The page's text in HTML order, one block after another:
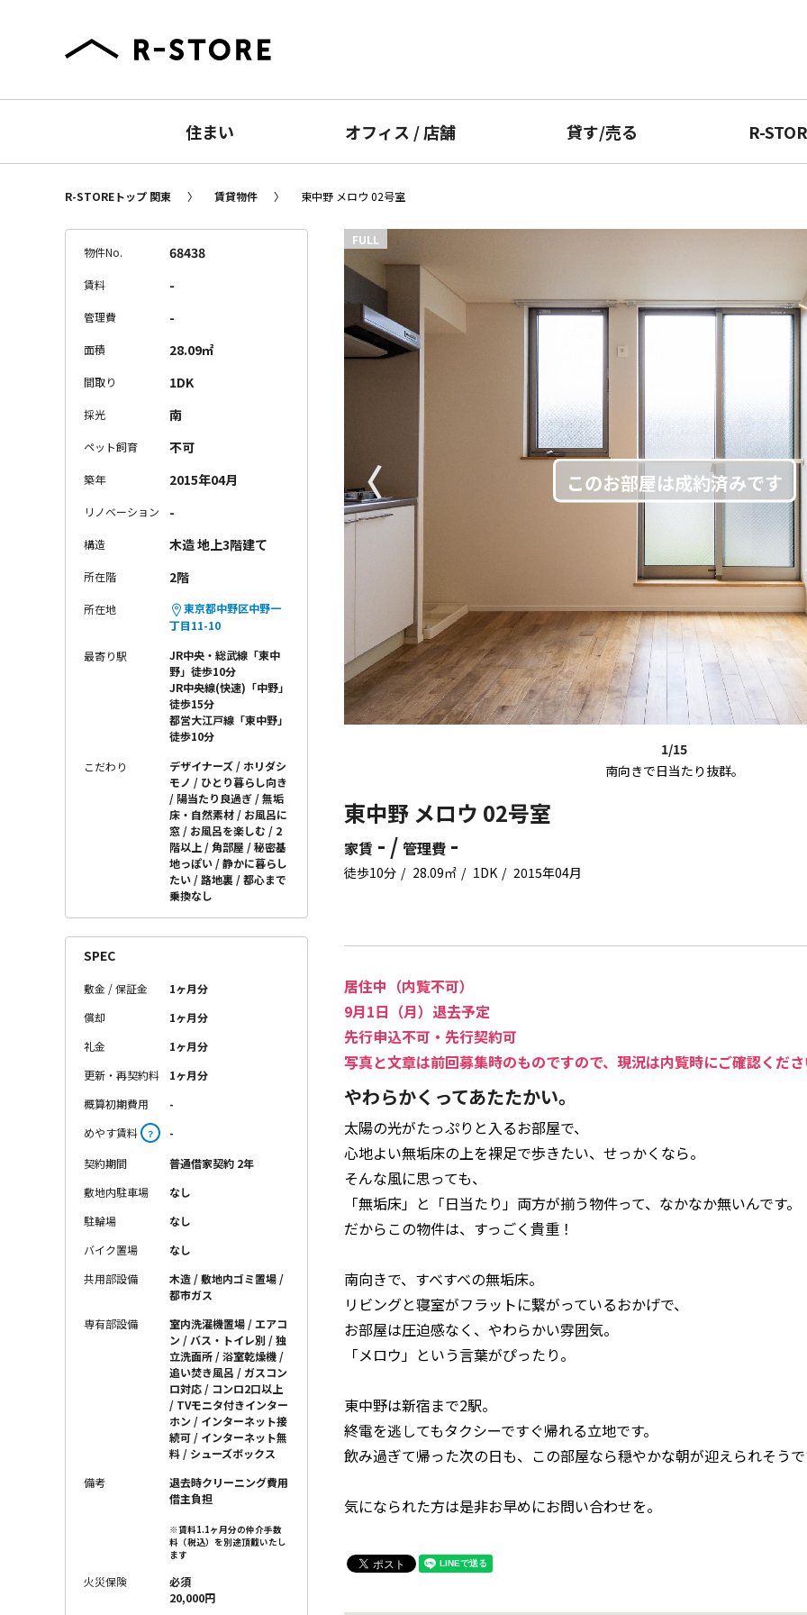
住まい オフィス /店舗 貸す/売る R-
R-STOREトップ 関東 賃貸物件 東中野 メロウ 02号室
1/15
南向きで日当たり抜群。
〈
FULL
東中野 メロウ 02号室
家賃 - / 管理費 -
徒歩10分 28.09㎡ 1DK 2015年04月
居住中（内覧不可）
9月1日（月）退去予定
先行申込不可・先行契約可
写真と文章は前回募集時のものですので、現況は内覧時にご確認くだ
やわらかくってあたたかい。
太陽の光がたっぷりと入るお部屋で、
心地よい無垢床の上を裸足で歩きたい、せっかくなら。
そんな風に思っても、
「無垢床」と「日当たり」両方が揃う物件って、なかなか無いんです。
だからこの物件は、すっごく貴重！
南向きで、すべすべの無垢床。
リビングと寝室がフラットに繋がっているおかげで、
お部屋は圧迫感なく、やわらかい雰囲気。
「メロウ」という言葉がぴったり。
東中野は新宿まで2駅。
終電を逃してもタクシーですぐ帰れる立地です。
飲み過ぎて帰った次の日も、この部屋なら穏やかな朝が迎えられそう
気になられた方は是非お早めにお問い合わせを。
物件No. 68438
賃料 -
管理費 -
面積 28.09㎡
間取り 1DK
採光 南
ペット飼育 不可
築年 2015年04月
リノベーション -
構造 木造 地上3階建て
所在階 2階
所在地
東京都中野区中野一
丁目11-10
最寄り駅
JR中央・総武線「東中
野」徒歩10分
JR中央線(快速)「中野」
徒歩15分
都営大江戸線「東中野」
徒歩10分
こだわり デザイナーズ
ホリダシ
モノ
ひとり暮らし向き
陽当たり良過ぎ
無垢
床・自然素材
お風呂に
窓
お風呂を楽しむ
2
階以上
角部屋
秘密基
地っぽい
静かに暮らし
たい
路地裏
都心まで
乗換なし
SPEC
敷金 / 保証金
1ヶ月分
償却
1ヶ月分
礼金
1ヶ月分
更新・再契約料
1ヶ月分
概算初期費用
-
めやす賃料
？ -
契約期間
普通借家契約 2年
敷地内駐車場
なし
駐輪場
なし
バイク置場
なし
共用部設備
木造 / 敷地内ゴミ置場 /
都市ガス
専有部設備
室内洗濯機置場 / エアコ
ン / バス・トイレ別 / 独
立洗面所 / 浴室乾燥機 /
追い焚き風呂 / ガスコン
ロ対応 / コンロ2口以上
/ TVモニタ付きインター
ホン / インターネット接
続可 / インターネット無
料 / シューズボックス
備考
退去時クリーニング費用
借主負担
※賃料1.1ヶ月分の仲介手数
料（税込）を別途頂戴いたし
ます
火災保険
必須
20,000円